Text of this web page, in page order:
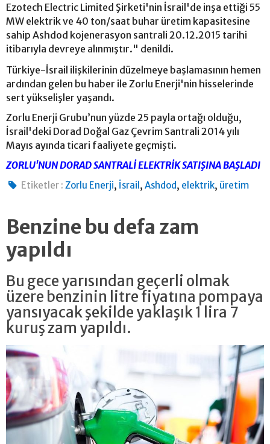
Ezotech Electric Limited Şirketi'nin İsrail'de inşa ettiği 55
MW elektrik ve 40 ton/saat buhar üretim kapasitesine
sahip Ashdod kojenerasyon santrali 20.12.2015 tarihi
itibarıyla devreye alınmıştır." denildi.
Türkiye-İsrail ilişkilerinin düzelmeye başlamasının hemen
ardından gelen bu haber ile Zorlu Enerji'nin hisselerinde
sert yükselişler yaşandı.
Zorlu Enerji Grubu’nun yüzde 25 payla ortağı olduğu,
İsrail'deki Dorad Doğal Gaz Çevrim Santrali 2014 yılı
Mayıs ayında ticari faaliyete geçmişti.
ZORLU'NUN DORAD SANTRALİ ELEKTRİK SATIŞINA BAŞLADI
Etiketler : Zorlu Enerji, İsrail ,Ashdod, elektrik, üretim
Benzine bu defa zam
yapıldı
Bu gece yarısından geçerli olmak
üzere benzinin litre fiyatına pompaya
yansıyacak şekilde yaklaşık 1 lira 7
kuruş zam yapıldı.